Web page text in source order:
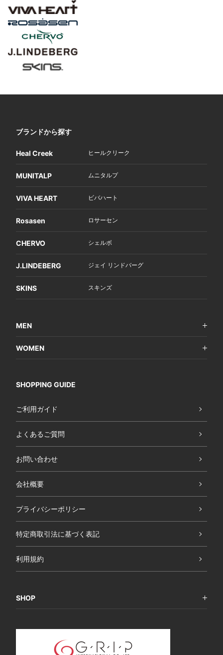
ブランドから探す
Heal Creek ヒールクリーク
MUNITALP ムニタルプ
VIVA HEART ビバハート
Rosasen ロサーセン
CHERVO シェルボ
J.LINDEBERG ジェイ リンドバーグ
SKINS スキンズ
MEN
WOMEN
SHOPPING GUIDE
ご利用ガイド
よくあるご質問
お問い合わせ
会社概要
プライバシーポリシー
特定商取引法に基づく表記
利用規約
SHOP